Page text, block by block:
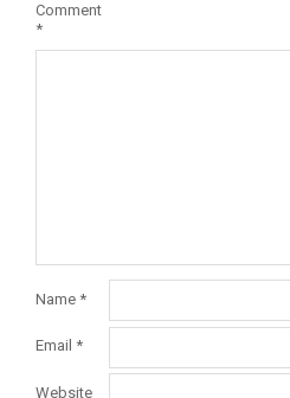
Comment
*
Name *
Email *
Website